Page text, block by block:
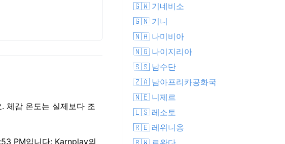
체감 온도는 실제보다 조
PM입니다: Karnplay의
🇬🇼 기네비소
🇬🇳 기니
🇳🇦 나미비아
🇳🇬 나이지리아
🇸🇸 남수단
🇿🇦 남아프리카공화국
🇳🇪 니제르
🇱🇸 레소토
🇷🇪 레위니옹